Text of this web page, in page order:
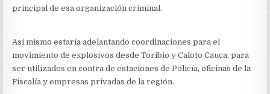
principal de esa organización criminal.
Así mismo estaría adelantando coordinaciones para el
movimiento de explosivos desde Toribio y Caloto Cauca, para
ser utilizados en contra de estaciones de Policía, oficinas de la
Fiscalía y empresas privadas de la región.